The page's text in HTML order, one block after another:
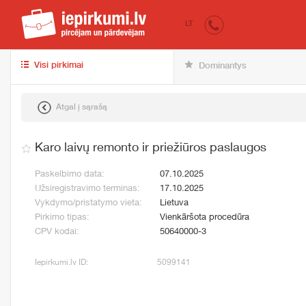
iepirkumi.lv
LT
Visi pirkimai Dominantys
Atgal į sąrašą
Karo laivų remonto ir priežiūros paslaugos
Paskelbimo data:
07.10.2025
Užsiregistravimo terminas:
17.10.2025
Vykdymo/pristatymo vieta:
Lietuva
Pirkimo tipas:
Vienkāršota procedūra
CPV kodai:
50640000-3
Iepirkumi.lv ID: 5099141